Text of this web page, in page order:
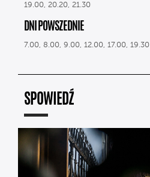
19.00, 20.20, 21.30
DNI POWSZEDNIE
7.00, 8.00, 9.00, 12.00, 17.00, 19.30
SPOWIEDŹ